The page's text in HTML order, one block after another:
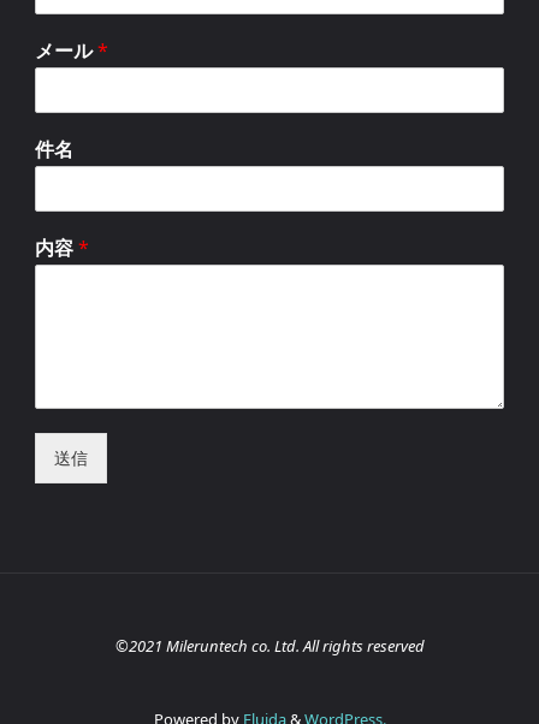
メール*
件名
内容*
送信
©2021 Mileruntech co. Ltd. All rights reserved